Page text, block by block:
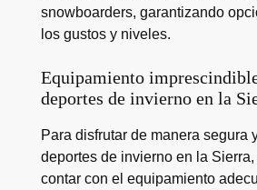
snowboarders, garantizando
los gustos y niveles.
Equipamiento
deportes de invierno en la
Para disfrutar de manera segura
deportes de invierno en la Sierra,
contar con el equipamiento